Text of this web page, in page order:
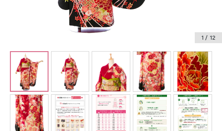
訪問着・付下げレンタル
ベビー着物レンタル
ジュニア着物レンタル
ジュニア洋装レンタル
ベビー洋装レンタル
紋付袴レンタル
1 / 12